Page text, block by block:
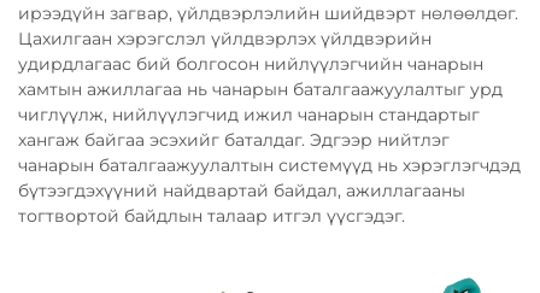
ирээдүйн загвар, үйлдвэрлэлийн шийдвэрт нөлөөлдөг.
Цахилгаан хэрэгслэл үйлдвэрлэх үйлдвэрийн
удирдлагаас бий болгосон нийлүүлэгчийн чанарын
хамтын ажиллагаа нь чанарын баталгаажуулалтыг урд
чиглүүлж, нийлүүлэгчид ижил чанарын стандартыг
хангаж байгаа эсэхийг баталдаг. Эдгээр нийтлэг
чанарын баталгаажуулалтын системүүд нь хэрэглэгчдэд
бүтээгдэхүүний найдвартай байдал, ажиллагааны
тогтвортой байдлын талаар итгэл үүсгэдэг.